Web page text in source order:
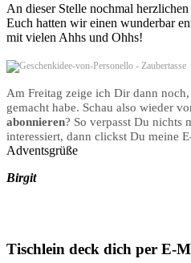
An dieser Stelle nochmal
Euch hatten wir einen wunderbar
mit vielen Ahhs und Ohhs!
Am Freitag zeige ich Dir dann
gemacht habe. Schau also wieder
abonnieren? So verpasst Du nichts
interessiert, dann clickst Du meine
Adventsgrüße
Birgit
Tischlein deck dich per E-